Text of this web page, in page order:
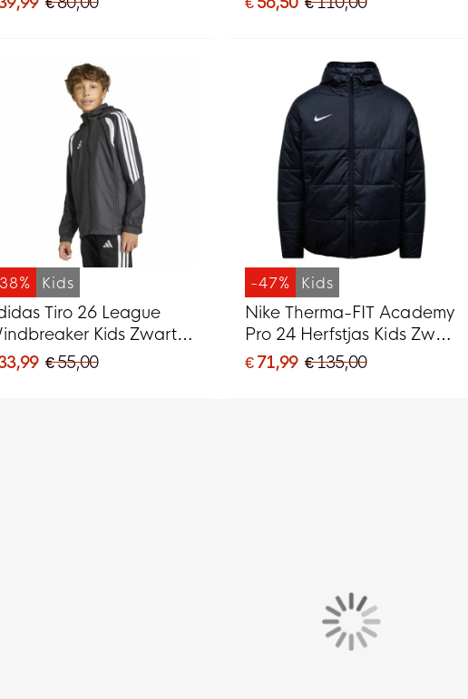
Kids
Tiro 26 League
Kids Zwart
€ 55,00
-47% Kids
Nike Therma-FIT Academy
Pro 24 Herfstjas Kids Zwart
Wit
€ 71,99 € 135,00